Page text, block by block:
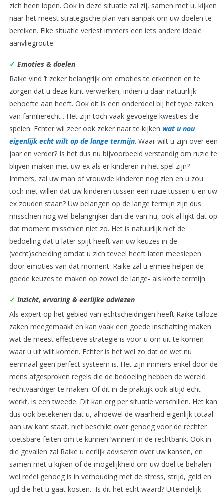
zich heen lopen. Ook in deze situatie zal zij, samen met u, kijken
naar het meest strategische plan van aanpak om uw doelen te
bereiken. Elke situatie veriest immers een iets andere ideale
aanvliegroute.
✓ Emoties & doelen
Raike vind ’t zeker belangrijk om emoties te erkennen en te
zorgen dat u deze kunt verwerken, indien u daar natuurlijk
behoefte aan heeft. Ook dit is een onderdeel bij het type zaken
van familierecht . Het zijn toch vaak gevoelige kwesties die
spelen. Echter wil zeer ook zeker naar te kijken wat u nou
eigenlijk echt wilt op de lange termijn. Waar wilt u zijn over een
jaar en verder? Is het dus nu bijvoorbeeld verstandig om ruzie te
blijven maken met uw ex als er kinderen in het spel zijn?
Immers, zal uw man of vrouwde kinderen nog zien en u zou
toch niet willen dat uw kinderen tussen een ruzie tussen u en uw
ex zouden staan? Uw belangen op de lange termijn zijn dus
misschien nog wel belangrijker dan die van nu, ook al lijkt dat op
dat moment misschien niet zo. Het is natuurlijk niet de
bedoeling dat u later spijt heeft van uw keuzes in de
(vecht)scheiding omdat u zich teveel heeft laten meeslepen
door emoties van dat moment. Raike zal u ermee helpen de
goede keuzes te maken op zowel de lange- als korte termijn.
✓ Inzicht, ervaring & eerlijke adviezen
Als expert op het gebied van echtscheidingen heeft Raike talloze
zaken meegemaakt en kan vaak een goede inschatting maken
wat de meest effectieve strategie is voor u om uit te komen
waar u uit wilt komen. Echter is het wel zo dat de wet nu
eenmaal geen perfect systeem is. Het zijn immers enkel door de
mens afgesproken regels die de bedoeling hebben de wereld
rechtvaardiger te maken. Of dit in de praktijk ook altijd echt
werkt, is een tweede. Dit kan erg per situatie verschillen. Het kan
dus ook betekenen dat u, alhoewel de waarheid eigenlijk totaal
aan uw kant staat, niet beschikt over genoeg voor de rechter
toetsbare feiten om te kunnen ‘winnen’ in de rechtbank. Ook in
die gevallen zal Raike u eerlijk adviseren over uw kansen, en
samen met u kijken of de mogelijkheid om uw doel te behalen
wel reëel genoeg is in verhouding met de stress, strijd, geld en
tijd die het u gaat kosten. Is dit het echt waard? Uiteindelijk